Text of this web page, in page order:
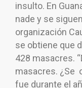
insulto. En
nade y se
organización
se obtiene que
428 masacres.
masacres. ¿Se
fue durante el